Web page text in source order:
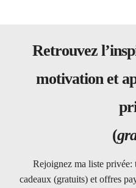
Retrouvez
motivation et
(
Rejoignez ma liste privée:
cadeaux (gratuits) et offres